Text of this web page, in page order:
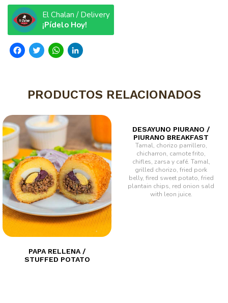
El Chalan / Delivery
¡Pídelo Hoy!
Facebook
TwitterWhatsApp
PRODUCTOS RELACIONADOS
PAPA RELLENA /
STUFFED POTATO
DESAYUNO PIURANO /
PIURANO BREAKFAST
Tamal, chorizo parrillero,
chicharron, camote frito,
chifles, zarsa y café. Tamal,
grilled chorizo, fried pork
belly, fired sweet potato, fried
plantain chips, red onion sald
with leon juice.